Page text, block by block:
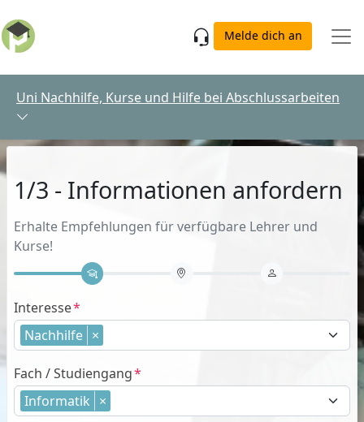
Melde dich an
Uni Nachhilfe, Kurse und Hilfe bei Abschlussarbeiten
1/3 - Informationen anfordern
Erhalte Empfehlungen für verfügbare Lehrer und
Kurse!
Interesse
Nachhilfe ×
Fach / Studiengang
Informatik ×